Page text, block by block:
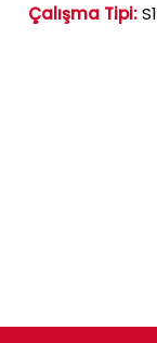
Çalışma Tipi:S1